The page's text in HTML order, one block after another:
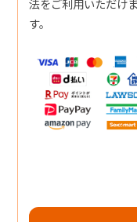
法をご利用いただけま
す。